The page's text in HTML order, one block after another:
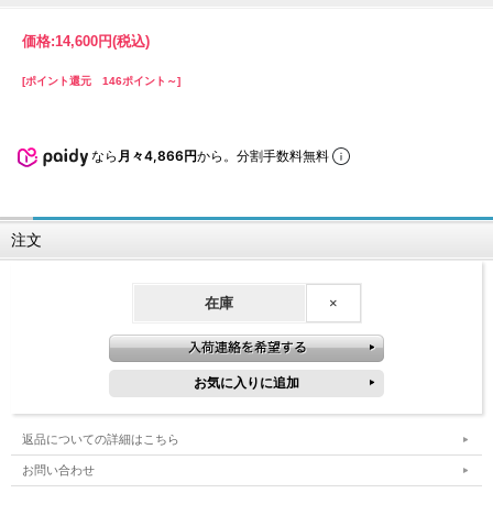
価格:14,600円(税込)
[ポイント還元 146ポイント～]
なら 月々4,866円から。分割手数料無料
注文
在庫 ×
返品についての詳細はこちら
お問い合わせ